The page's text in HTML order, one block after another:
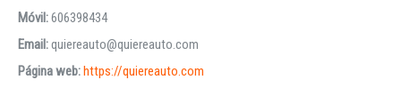
Móvil:606398434
Email:quiereauto@quiereauto.com
Página web:https://quiereauto.com